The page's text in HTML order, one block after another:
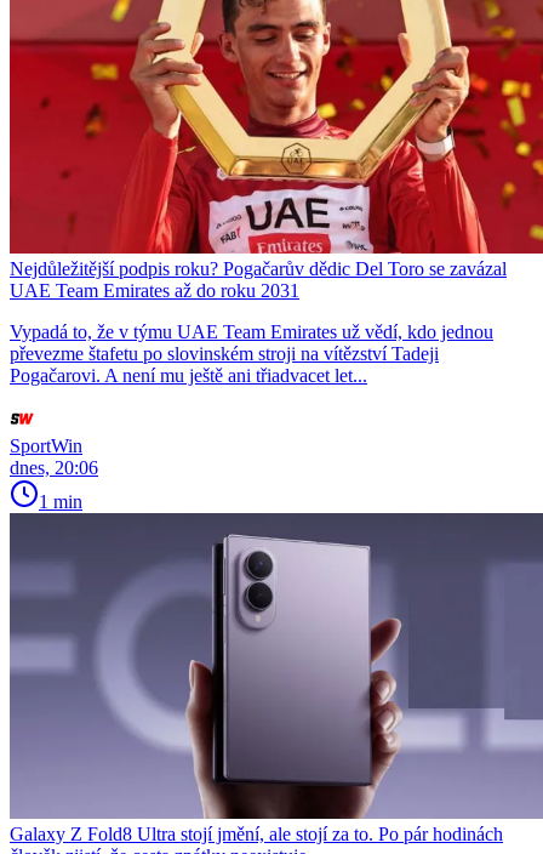
Nejdůležitější podpis roku? Pogačarův dědic Del Toro se zavázal
UAE Team Emirates až do roku 2031
Vypadá to, že v týmu UAE Team Emirates už vědí, kdo jednou
převezme štafetu po slovinském stroji na vítězství Tadeji
Pogačarovi. A není mu ještě ani třiadvacet let...
SportWin
dnes, 20:06
1 min
Galaxy Z Fold8 Ultra stojí jmění, ale stojí za to. Po pár hodinách